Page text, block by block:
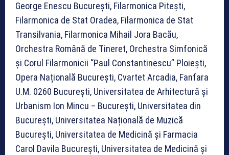
George Enescu București, Filarmonica Pitești,
Filarmonica de Stat Oradea, Filarmonica de Stat
Transilvania, Filarmonica Mihail Jora Bacău,
Orchestra Română de Tineret, Orchestra Simfonică
și Corul Filarmonicii “Paul Constantinescu” Ploiești,
Opera Națională București, Cvartet Arcadia, Fanfara
U.M. 0260 București, Universitatea de Arhitectură și
Urbanism Ion Mincu – București, Universitatea din
București, Universitatea Națională de Muzică
București, Universitatea de Medicină și Farmacia
Carol Davila București, Universitatea de Medicină și